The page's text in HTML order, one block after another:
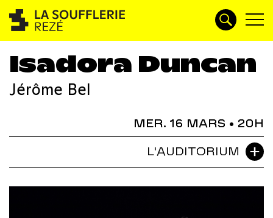
Isadora Duncan
Jérôme Bel
MER. 16 MARS • 20H
L'AUDITORIUM